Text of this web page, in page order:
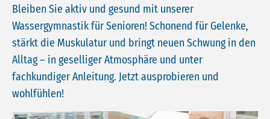
Bleiben Sie aktiv und gesund mit unserer
Wassergymnastik für Senioren! Schonend für Gelenke,
stärkt die Muskulatur und bringt neuen Schwung in den
Alltag – in geselliger Atmosphäre und unter
fachkundiger Anleitung. Jetzt ausprobieren und
wohlfühlen!